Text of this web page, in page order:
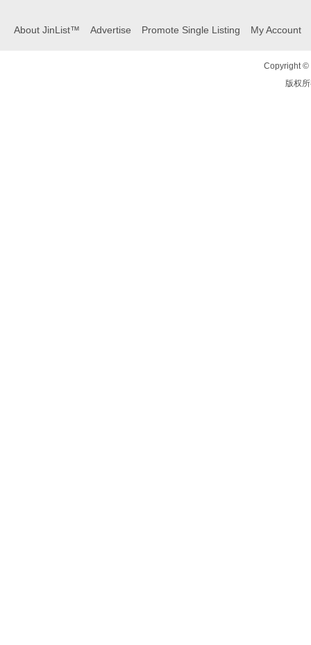
About JinList™ Advertise Promote Single Listing My Account
Copyright ©
版权